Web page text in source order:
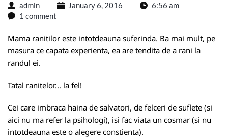
admin January 6, 2016
6:56 am
1 comment
Mama ranitilor este intotdeauna suferinda. Ba mai mult, pe
masura ce capata experienta, ea are tendita de a rani la
randul ei.
Tatal ranitelor... la fel!
Cei care imbraca haina de salvatori, de felceri de suflete (si
aici nu ma refer la psihologi), isi fac viata un cosmar (si nu
intotdeauna este o alegere constienta).